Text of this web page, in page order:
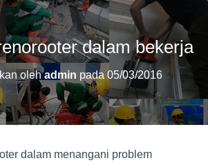
dalam bekerja
olehadmin pada05/03/2016
dalam menangani problem